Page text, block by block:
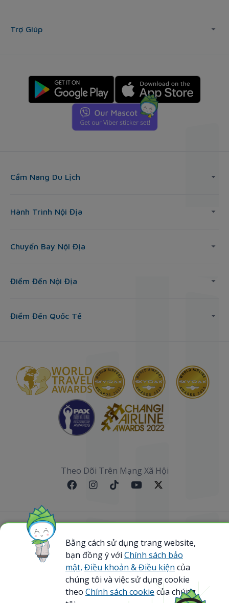
Trợ Giúp
Cẩm Nang Du Lịch
Hành Trình Nội Địa
Chuyến Bay Nội Địa
Điểm Đến Nội Địa
Điểm Đến Quốc Tế
Theo Dõi Trên Mạng Xã Hội
Sơ đồ website
@ 2023 Bamboo Airways Copyright. All Rights
Reserved.
Business Registration Code: 0107867370
Bằng cách sử dụng trang website,
bạn đồng ý với Chính sách bảo
mật, Điều khoản & Điều kiện của
chúng tôi và việc sử dụng cookie
theo Chính sách cookie của chúng